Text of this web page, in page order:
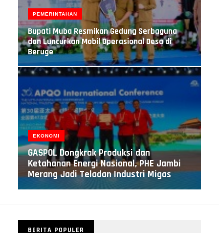
PEMERINTAHAN
Bupati Muba Resmikan Gedung Serbaguna
dan Luncurkan Mobil Operasional Desa di
Beruge
EKONOMI
GASPOL Dongkrak Produksi dan
Ketahanan Energi Nasional, PHE Jambi
Merang Jadi Teladan Industri Migas
BERITA POPULER